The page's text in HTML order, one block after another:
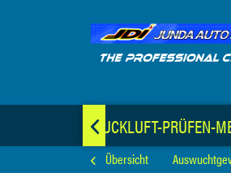
DRUCKLUFT-PRÜFEN-

Übersicht